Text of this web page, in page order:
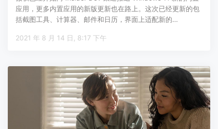
应用，更多内置应用的新版更新也在路上。这次已经更新的包
括截图工具、计算器、邮件和日历，界面上适配新的…
2021 年 8 月 14 日, 8:17 下午